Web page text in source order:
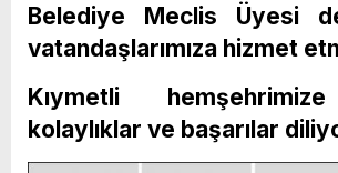
Belediye Meclis Üyesi
vatandaşlarımıza hizmet
Kıymetli
kolaylıklar ve başarılar